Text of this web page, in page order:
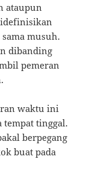
ataupun
musuh.
dibanding
pemeran
waktu ini
tempat tinggal.
berpegang
buat pada